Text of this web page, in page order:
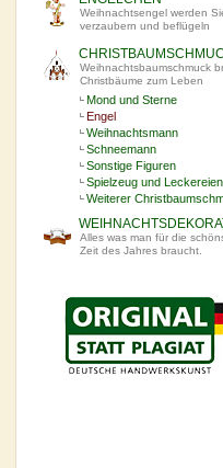
Weihnachtsengel werden
verzaubern und beflügeln
Weihnachtsbaumschmuck
Christbäume zum Leben
Mond und Sterne
Engel
Weihnachtsmann
Schneemann
Sonstige Figuren
Spielzeug und Leckereien
Weiterer
Alles was man für die
Zeit des Jahres braucht.